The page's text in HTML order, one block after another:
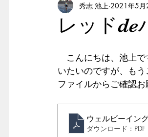
メンバー紹介 Nutrition
レッドde
秀志 池上 2021年5月
こんにちは、池上で
いたいのですが、も
ファイルからご確認お
ウェルビーイン
ダウンロード：